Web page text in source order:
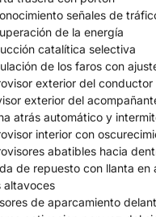
señales de
de la energía
catalítica selectiva
de los faros con
exterior del
exterior del
atrás automático y
interior con
abatibles hacia
de repuesto con llanta
altavoces
de aparcamiento